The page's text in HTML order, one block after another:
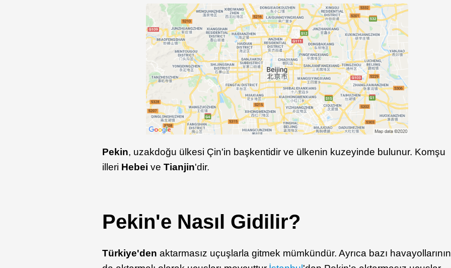
Pekin, uzakdoğu ülkesi Çin'in başkentidir ve ülkenin kuzeyinde bulunur. Komşu
illeri Hebei veTianjin'dir.
Pekin'e Nasıl Gidilir?
Türkiye'denaktarmasız uçuşlarla gitmek mümkündür. Ayrıca bazı havayollarının